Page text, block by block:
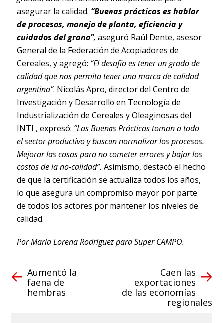
asegurar la calidad. “Buenas prácticas es hablar
de procesos, manejo de planta, eficiencia y
cuidados del grano”, aseguró Raúl Dente, asesor
General de la Federación de Acopiadores de
Cereales, y agregó: “El desafío es tener un grado de
calidad que nos permita tener una marca de calidad
argentina”. Nicolás Apro, director del Centro de
Investigación y Desarrollo en Tecnología de
Industrialización de Cereales y Oleaginosas del
INTI , expresó: “Las Buenas Prácticas toman a todo
el sector productivo y buscan normalizar los procesos.
Mejorar las cosas para no cometer errores y bajar los
costos de la no-calidad”. Asimismo, destacó el hecho
de que la certificación se actualiza todos los años,
lo que asegura un compromiso mayor por parte
de todos los actores por mantener los niveles de
calidad.
Por María Lorena Rodríguez para Super CAMPO.
Aumentó la
faena de
hembras
Caen las
exportaciones
de las economías
regionales